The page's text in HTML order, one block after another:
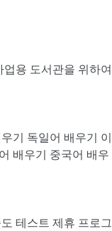
업용 도서관을 위하여
기 독일어 배우기 이
배우기 중국어 배우
테스트 제휴 프로그